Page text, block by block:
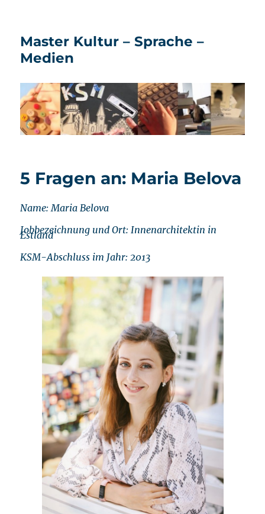
Master Kultur – Sprache –
Medien
5 Fragen an: Maria Belova
Name: Maria Belova
Jobbezeichnung und Ort: Innenarchitektin in
Estland
KSM-Abschluss im Jahr: 2013